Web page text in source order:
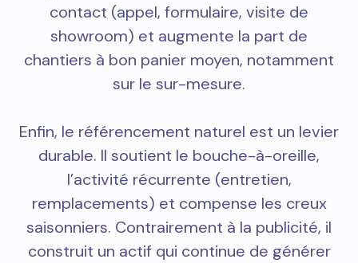
contact (appel, formulaire, visite de
showroom) et augmente la part de
chantiers à bon panier moyen, notamment
sur le sur-mesure.
Enfin, le référencement naturel est un levier
durable. Il soutient le bouche-à-oreille,
l’activité récurrente (entretien,
remplacements) et compense les creux
saisonniers. Contrairement à la publicité, il
construit un actif qui continue de générer